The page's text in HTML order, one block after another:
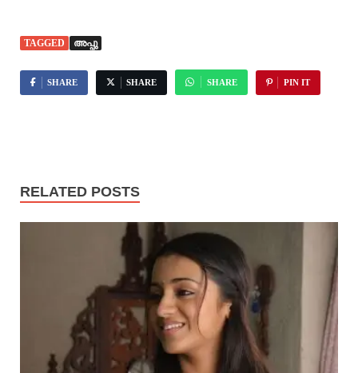
TAGGED അപ്പു
SHARE SHARE SHARE PIN IT
RELATED POSTS